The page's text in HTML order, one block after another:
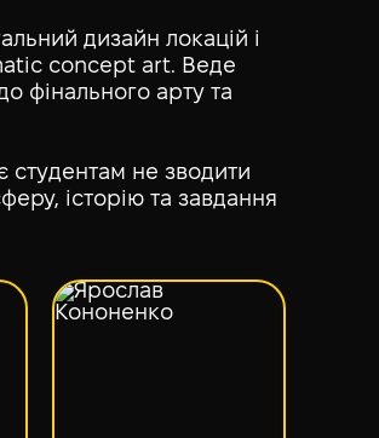
дизайн локацій і
concept art. Веде
фінального арту та
студентам не зводити
історію та завдання